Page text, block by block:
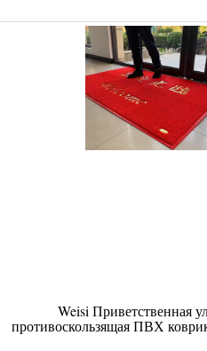
Weisi Приветственная
противоскользящая ПВХ